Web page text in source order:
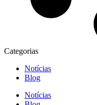
Categorias
Notícias
Blog
Notícias